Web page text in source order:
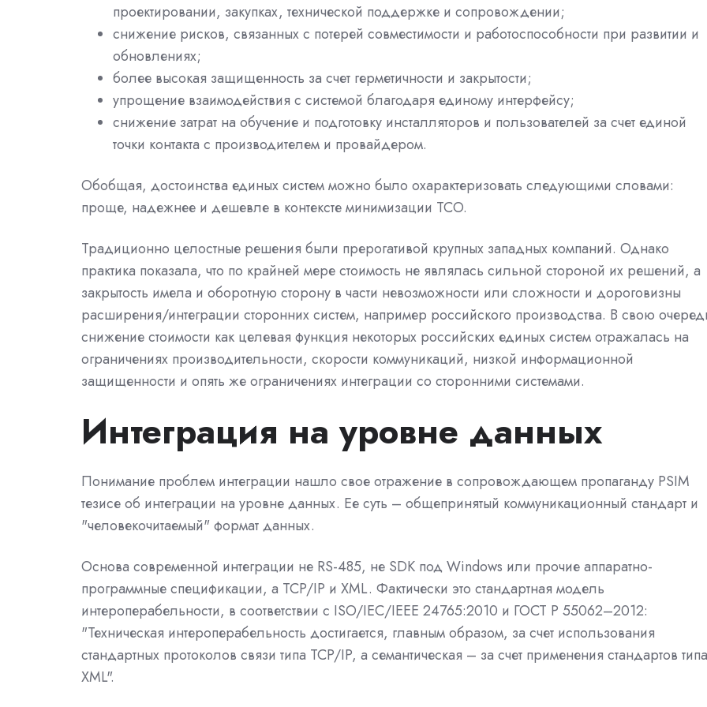
проектировании, закупках, технической поддержке и сопровождении;
снижение рисков, связанных с потерей совместимости и работоспособности при развитии и
обновлениях;
более высокая защищенность за счет герметичности и закрытости;
упрощение взаимодействия с системой благодаря единому интерфейсу;
снижение затрат на обучение и подготовку инсталляторов и пользователей за счет единой
точки контакта с производителем и провайдером.
Обобщая, достоинства единых систем можно было охарактеризовать следующими словами:
проще, надежнее и дешевле в контексте минимизации TCO.
Традиционно целостные решения были прерогативой крупных западных компаний. Однако
практика показала, что по крайней мере стоимость не являлась сильной стороной их решений, а
закрытость имела и оборотную сторону в части невозможности или сложности и дороговизны
расширения/интеграции сторонних систем, например российского производства. В свою
снижение стоимости как целевая функция некоторых российских единых систем отражалась на
ограничениях производительности, скорости коммуникаций, низкой информационной
защищенности и опять же ограничениях интеграции со сторонними системами.
Интеграция на уровне данных
Понимание проблем интеграции нашло свое отражение в сопровождающем пропаганду PSIM
тезисе об интеграции на уровне данных. Ее суть – общепринятый коммуникационный стандарт и
"человекочитаемый" формат данных.
Основа современной интеграции не RS-485, не SDK под Windows или прочие аппаратно-
программные спецификации, а TCP/IP и XML. Фактически это стандартная модель
интероперабельности, в соответствии с ISO/IEC/IEEE 24765:2010 и ГОСТ Р 55062–2012:
"Техническая интероперабельность достигается, главным образом, за счет использования
стандартных протоколов связи типа TCP/IP, а семантическая – за счет применения стандартов типа
XML".